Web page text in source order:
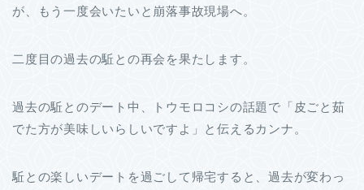
が、もう一度会いたいと崩落事故現場へ。
二度目の過去の駈との再会を果たします。
過去の駈とのデート中、トウモロコシの話題で「皮ごと茹
でた方が美味しいらしいですよ」と伝えるカンナ。
駈との楽しいデートを過ごして帰宅すると、過去が変わっ